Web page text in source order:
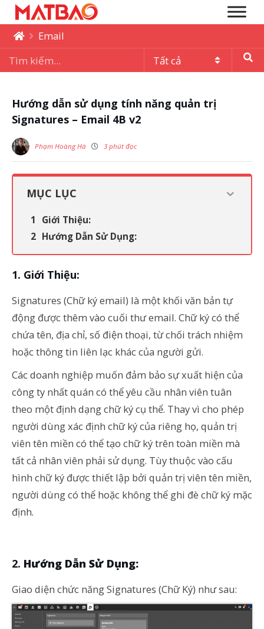
Email
Hướng dẫn sử dụng tính năng quản trị
Signatures – Email 4B v2
Phạm Hoàng Hà 3 phút đọc
MỤC LỤC
Giới Thiệu:
Hướng Dẫn Sử Dụng:
Giới Thiệu:
Signatures (Chữ ký email) là một khối văn bản tự
động được thêm vào cuối thư email. Chữ ký có thể
chứa tên, địa chỉ, số điện thoại, từ chối trách nhiệm
hoặc thông tin liên lạc khác của người gửi.
Các doanh nghiệp muốn đảm bảo sự xuất hiện của
công ty nhất quán có thể yêu cầu nhân viên tuân
theo một định dạng chữ ký cụ thể. Thay vì cho phép
người dùng xác định chữ ký của riêng họ, quản trị
viên tên miền có thể tạo chữ ký trên toàn miền mà
tất cả nhân viên phải sử dụng. Tùy thuộc vào cấu
hình chữ ký được thiết lập bởi quản trị viên tên miền,
người dùng có thể hoặc không thể ghi đè chữ ký mặc
định.
Hướng Dẫn Sử Dụng:
Giao diện chức năng Signatures (Chữ Ký) như sau: